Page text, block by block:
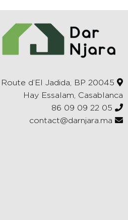
Hay Essalam, Casablanca